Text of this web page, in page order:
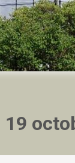
19